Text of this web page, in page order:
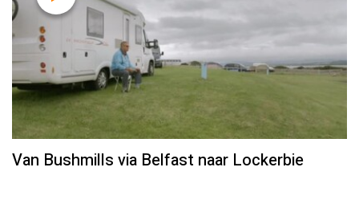
Van Bushmills via Belfast naar Lockerbie